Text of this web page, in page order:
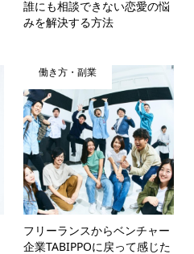
誰にも相談できない恋愛の悩
みを解決する方法
働き方・副業
フリーランスからベンチャー
企業TABIPPOに戻って感じた